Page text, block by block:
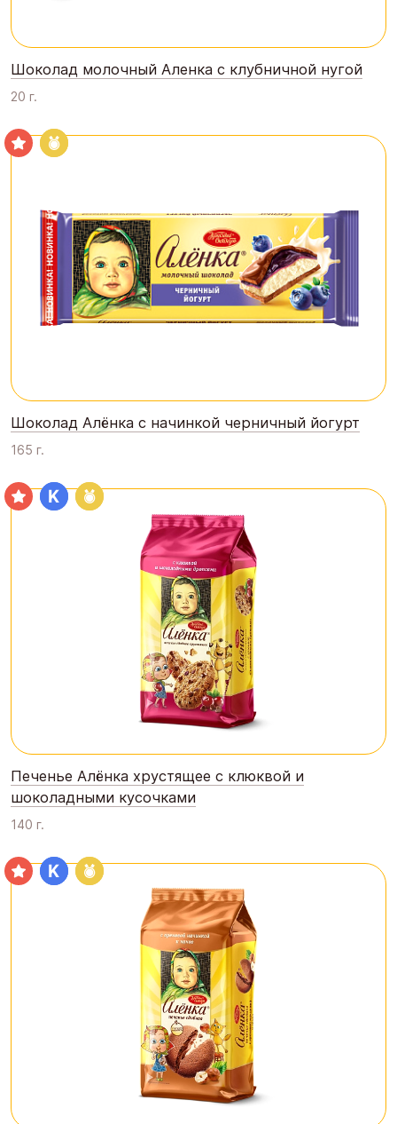
Шоколад молочный Аленка с клубничной нугой
20 г.
Шоколад Алёнка с начинкой черничный йогурт
165 г.
Печенье Алёнка хрустящее с клюквой и
шоколадными кусочками
140 г.